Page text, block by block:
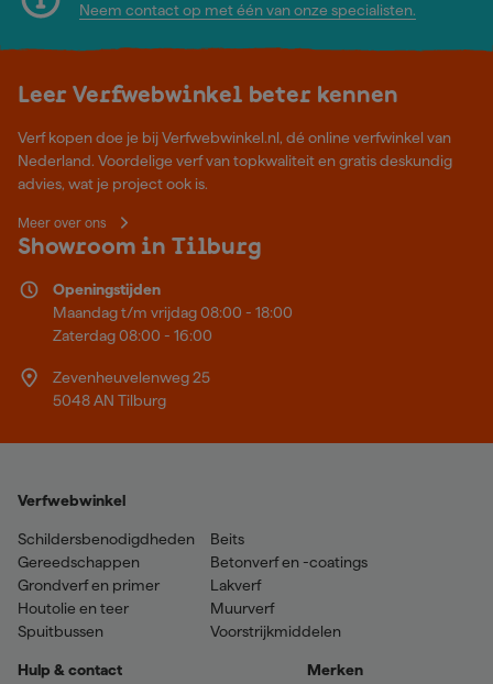
Neem contact op met één van onze specialisten.
Leer Verfwebwinkel beter kennen
Verf kopen doe je bij Verfwebwinkel.nl, dé online verfwinkel van
Nederland. Voordelige verf van topkwaliteit en gratis deskundig
advies, wat je project ook is.
Meer over ons
Showroom in Tilburg
Openingstijden
Maandag t/m vrijdag 08:00 - 18:00
Zaterdag 08:00 - 16:00
Zevenheuvelenweg 25
5048 AN Tilburg
Verfwebwinkel
Schildersbenodigdheden
Gereedschappen
Grondverf en primer
Houtolie en teer
Spuitbussen
Beits
Betonverf en -coatings
Lakverf
Muurverf
Voorstrijkmiddelen
Hulp & contact Merken